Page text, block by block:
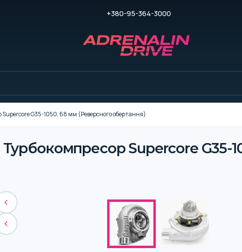
+380-95-364-3000
G35-1050, 68 мм (Реверсного обертання)
Supercore G35-